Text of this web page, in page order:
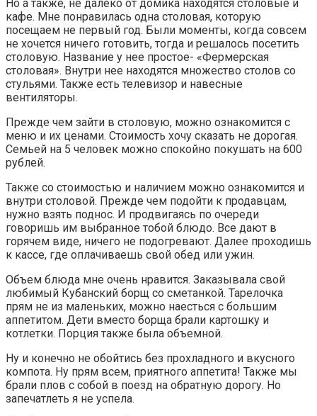
Но а также, не далеко от домика находятся столовые и
кафе. Мне понравилась одна столовая, которую
посещаем не первый год. Были моменты, когда совсем
не хочется ничего готовить, тогда и решалось посетить
столовую. Название у нее простое- «Фермерская
столовая». Внутри нее находятся множество столов со
стульями. Также есть телевизор и навесные
вентиляторы.
Прежде чем зайти в столовую, можно ознакомится с
меню и их ценами. Стоимость хочу сказать не дорогая.
Семьей на 5 человек можно спокойно покушать на 600
рублей.
Также со стоимостью и наличием можно ознакомится и
внутри столовой. Прежде чем подойти к продавцам,
нужно взять поднос. И продвигаясь по очереди
говоришь им выбранное тобой блюдо. Все дают в
горячем виде, ничего не подогревают. Далее проходишь
к кассе, где оплачиваешь свой обед или ужин.
Объем блюда мне очень нравится. Заказывала свой
любимый Кубанский борщ со сметанкой. Тарелочка
прям не из маленьких, можно наесться с большим
аппетитом. Дети вместо борща брали картошку и
котлетки. Порция также была объемной.
Ну и конечно не обойтись без прохладного и вкусного
компота. Ну прям всем, приятного аппетита! Также мы
брали плов с собой в поезд на обратную дорогу. Но
запечатлеть я не успела.